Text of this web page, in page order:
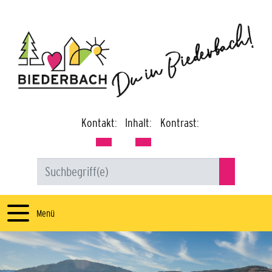
Kontakt: Inhalt: Kontrast:
Menü